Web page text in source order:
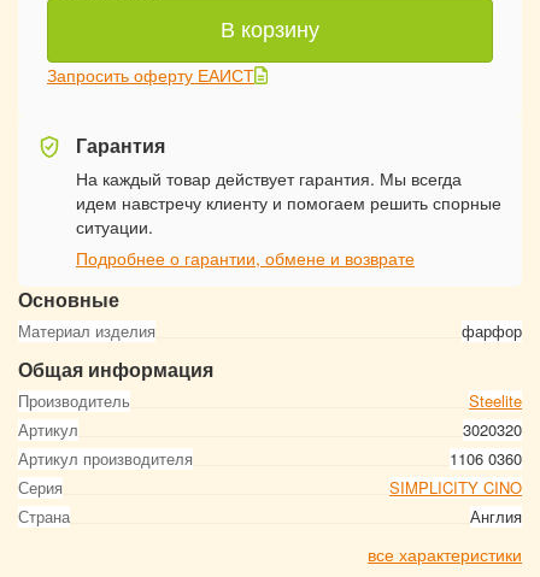
Основные
Материал изделия фарфор
Общая информация
Производитель
Steelite
Артикул
3020320
Артикул производителя
1106 0360
Серия
SIMPLICITY CINO
Страна
Англия
все характеристики
В корзину
Запросить оферту ЕАИСТ
Гарантия
На каждый товар действует гарантия. Мы всегда
идем навстречу клиенту и помогаем решить спорные
ситуации.
Подробнее о гарантии, обмене и возврате